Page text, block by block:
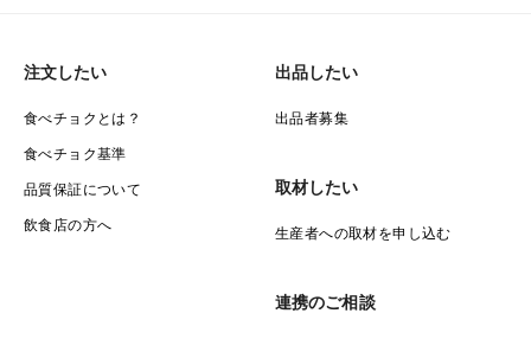
注文したい
食べチョクとは？
食べチョク基準
品質保証について
飲食店の方へ
出品したい
出品者募集
取材したい
生産者への取材を申し込む
連携のご相談